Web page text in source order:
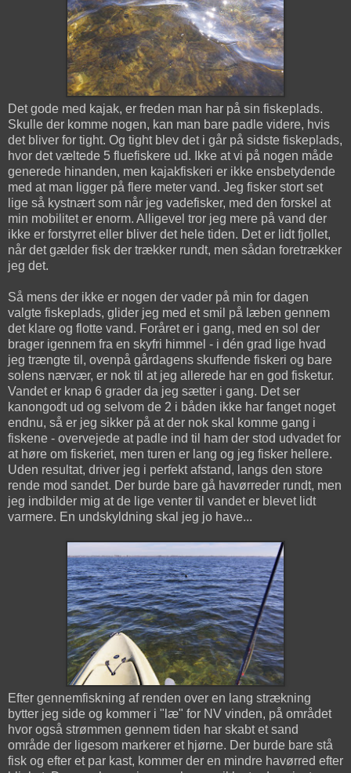
Det gode med kajak, er freden man har på sin fiskeplads.
Skulle der komme nogen, kan man bare padle videre, hvis
det bliver for tight. Og tight blev det i går på sidste fiskeplads,
hvor det væltede 5 fluefiskere ud. Ikke at vi på nogen måde
generede hinanden, men kajakfiskeri er ikke ensbetydende
med at man ligger på flere meter vand. Jeg fisker stort set
lige så kystnært som når jeg vadefisker, med den forskel at
min mobilitet er enorm. Alligevel tror jeg mere på vand der
ikke er forstyrret eller bliver det hele tiden. Det er lidt fjollet,
når det gælder fisk der trækker rundt, men sådan foretrækker
jeg det.
Så mens der ikke er nogen der vader på min for dagen
valgte fiskeplads, glider jeg med et smil på læben gennem
det klare og flotte vand. Foråret er i gang, med en sol der
brager igennem fra en skyfri himmel - i dén grad lige hvad
jeg trængte til, ovenpå gårdagens skuffende fiskeri og bare
solens nærvær, er nok til at jeg allerede har en god fisketur.
Vandet er knap 6 grader da jeg sætter i gang. Det ser
kanongodt ud og selvom de 2 i båden ikke har fanget noget
endnu, så er jeg sikker på at der nok skal komme gang i
fiskene - overvejede at padle ind til ham der stod udvadet for
at høre om fiskeriet, men turen er lang og jeg fisker hellere.
Uden resultat, driver jeg i perfekt afstand, langs den store
rende mod sandet. Der burde bare gå havørreder rundt, men
jeg indbilder mig at de lige venter til vandet er blevet lidt
varmere. En undskyldning skal jeg jo have...
Efter gennemfiskning af renden over en lang strækning
bytter jeg side og kommer i "læ" for NV vinden, på området
hvor også strømmen gennem tiden har skabt et sand
område der ligesom markerer et hjørne. Der burde bare stå
fisk og efter et par kast, kommer der en mindre havørred efter